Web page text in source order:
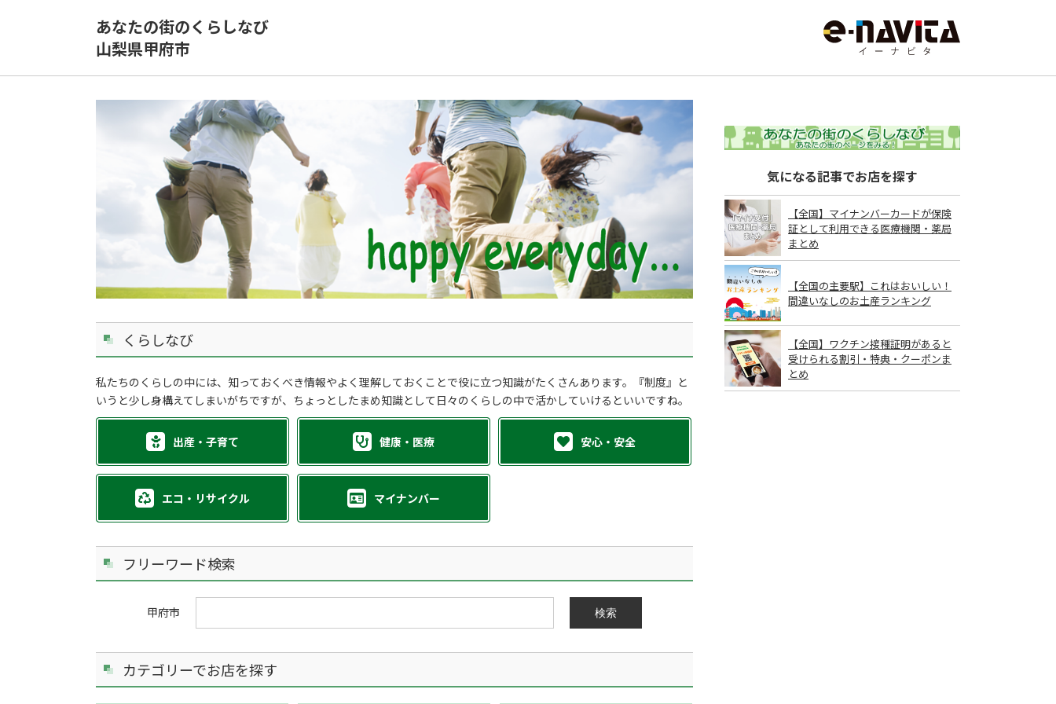
あなたの街のくらしなび
山梨県甲府市
くらしなび
私たちのくらしの中には、知っておくべき情報やよく理解しておくことで役に立つ知識がたくさんあります。『制度』と
いうと少し身構えてしまいがちですが、ちょっとしたまめ知識として日々のくらしの中で活かしていけるといいですね。
出産・子育て 健康・医療 安心・安全
エコ・リサイクル マイナンバー
フリーワード検索
甲府市 検索
カテゴリーでお店を探す
気になる記事でお店を探す
【全国】マイナンバーカードが保険
証として利用できる医療機関・薬局
まとめ
【全国の主要駅】これはおいしい！
間違いなしのお土産ランキング
【全国】ワクチン接種証明があると
受けられる割引・特典・クーポンま
とめ